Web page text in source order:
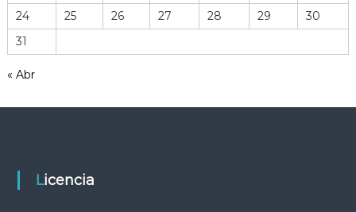
r
r
m
i
n
24
25 26 27 28 29
30
31
« Abr
Licencia